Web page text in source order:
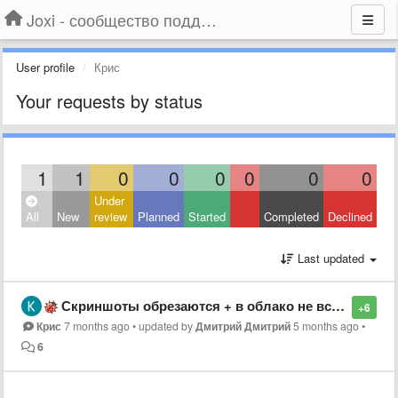
Joxi - сообщество поддержки
User profile Крис
Your requests by status
1 1 0 0 0 0 0 0
All New
Under
review
Planned Started Completed Declined
Last updated
+6
Скриншоты обрезаются + в облако не все выгружаются
Крис 7 months ago•updated byДмитрий Дмитрий5 months ago•
6